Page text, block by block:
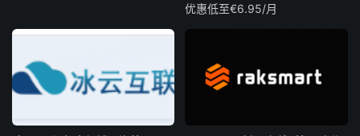
优惠低至€6.95/月